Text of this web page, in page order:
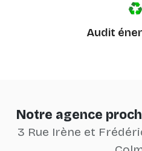
Audit
Notre agence
3 Rue Irène et